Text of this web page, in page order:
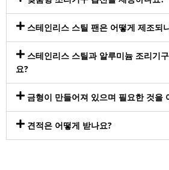
스테인리스 스틸 팬은 어떻게 제조되
스테인리스 스틸과 알루미늄 조리기
요?
금형이 만들어져 있으며 필요한 것을
견적은 어떻게 받나요?